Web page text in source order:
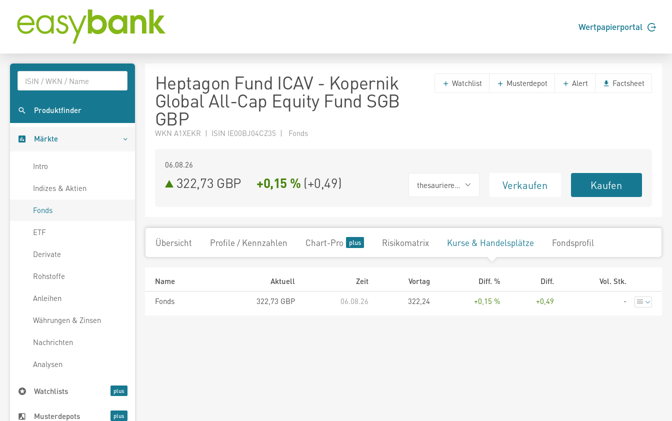
Wertpapierportal
Produktfinder
Märkte
Intro
Indizes & Aktien
Fonds
ETF
Derivate
Rohstoffe
Anleihen
Währungen & Zinsen
Nachrichten
Analysen
Watchlists
Musterdepots
Heptagon Fund ICAV - Kopernik
Global All-Cap Equity Fund SGB
GBP
WKN A1XEKR | ISIN IE00BJ04CZ35 | Fonds
Watchlist Musterdepot Alert Factsheet
06.08.26
322,73 GBP +0,15 % (+0,49) thesaurierend Verkaufen Kaufen
Übersicht Profile / Kennzahlen Chart-Pro Risikomatrix Kurse & Handelsplätze Fondsprofil
Name Aktuell Zeit Vortag Diff. % Diff.
Vol. Stk.
Fonds
322,73 GBP 06.08.26 322,24 +0,15 % +0,49 -